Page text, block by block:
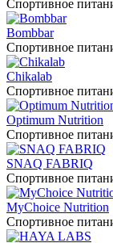
Спортивное
Bombbar
Спортивное
Chikalab
Спортивное
Optimum Nutrition
Спортивное
SNAQ FABRIQ
Спортивное
MyChoice Nutrition
Спортивное